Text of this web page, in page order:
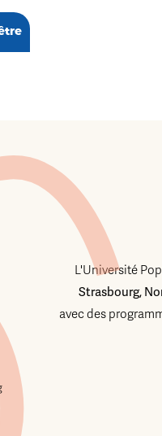
L'Université
Strasbourg,
avec des